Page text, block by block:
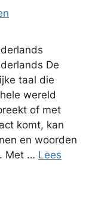
De
taal die
wereld
of met
komt, kan
en woorden
Met … Lees